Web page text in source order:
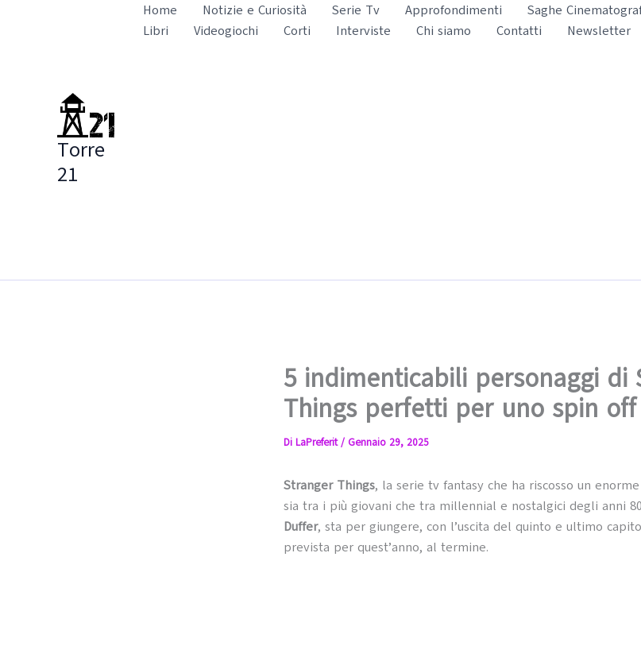
Torre
21
Home Notizie e Curiosità Serie Tv Approfondimenti Saghe
Libri
Videogiochi Corti Interviste Chi siamo Contatti Newsletter
5 indimenticabili personaggi di
Things perfetti per uno spin off
Di LaPreferit/ Gennaio 29, 2025
Stranger Things, la serie tv fantasy che ha riscosso un
sia tra i più giovani che tra millennial e nostalgici degli anni
Duffer, sta per giungere, con l’uscita del quinto e ultimo
prevista per quest’anno, al termine.